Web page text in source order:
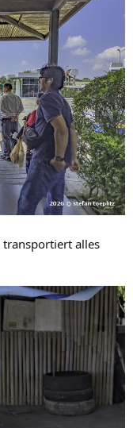
transportiert alles